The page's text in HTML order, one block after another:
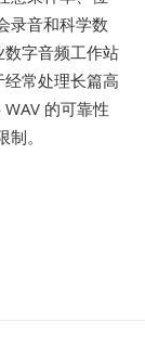
录音和科学数
数字音频工作站
常处理长篇高
的可靠性
。